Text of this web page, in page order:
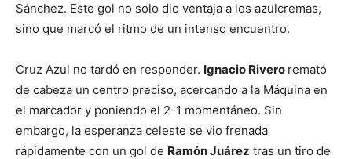
Sánchez. Este gol no solo dio ventaja a los azulcremas,
sino que marcó el ritmo de un intenso encuentro.
Cruz Azul no tardó en responder. Ignacio Rivero remató
de cabeza un centro preciso, acercando a la Máquina en
el marcador y poniendo el 2-1 momentáneo. Sin
embargo, la esperanza celeste se vio frenada
rápidamente con un gol de Ramón Juárez tras un tiro de